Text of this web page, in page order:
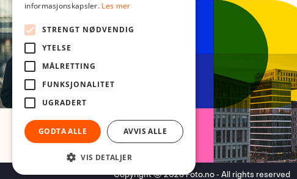
Copyright © 2026 Foto.no - All rights reserved
informasjonskapsler. Les mer
STRENGT NØDVENDIG
YTELSE
MÅLRETTING
FUNKSJONALITET
UGRADERT
GODTA ALLE AVVIS ALLE
VIS DETALJER